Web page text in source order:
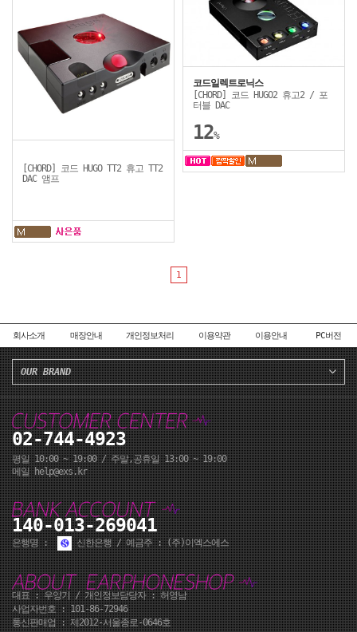
[CHORD] 코드 HUGO TT2 휴고 TT2
DAC 앰프
코드일렉트로닉스
[CHORD] 코드 HUGO2 휴고2 / 포
터블 DAC
12%
1
회사소개 매장안내 개인정보처리 이용약관 이용안내 PC버전
OUR BRAND
02-744-4923
평일 10:00 ~ 19:00 / 주말,공휴일 13:00 ~ 19:00
메일 help@exs.kr
140-013-269041
은행명 : 신한은행 / 예금주 : (주)이엑스에스
대표 : 우양기 / 개인정보담당자 : 허영남
사업자번호 : 101-86-72946
통신판매업 : 제2012-서울종로-0646호